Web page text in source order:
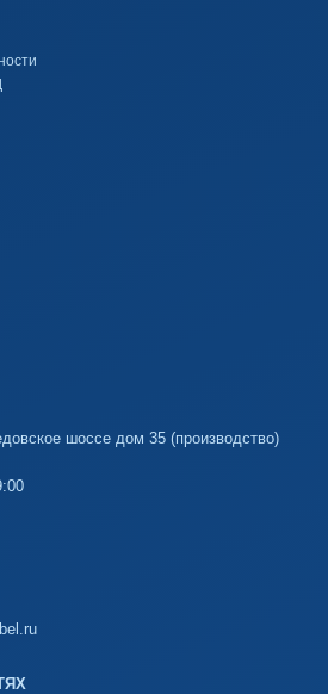
шоссе дом 35 (производство)